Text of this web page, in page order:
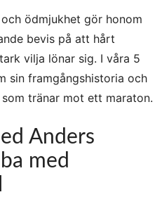
ödmjukhet gör honom
bevis på att hårt
vilja lönar sig. I våra 5
sin framgångshistoria och
tränar mot ett maraton.
Anders
med